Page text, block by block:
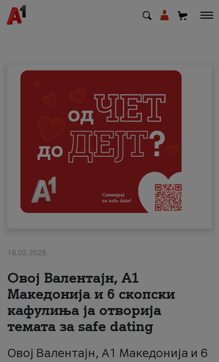
Деловни
Поддршка
Надополни кредит
Плати сметка
#ПодобарОнлајн
16.02.2026
Овој Валентајн, A1
Македонија и 6 скопски
кафулиња ја отворија
темата за safe dating
Овој Валентајн, A1 Македонија и 6